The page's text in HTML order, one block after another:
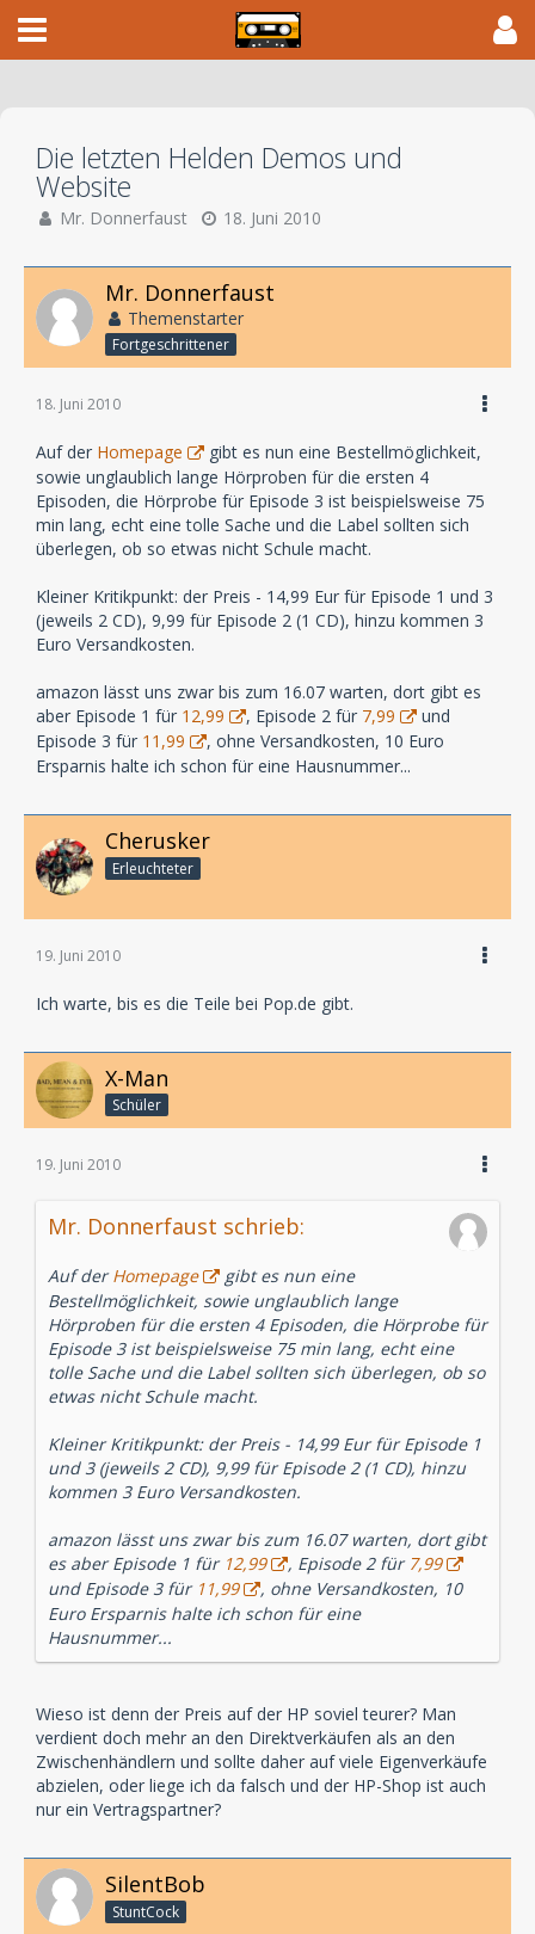
Die letzten Helden Demos und
Website
Mr. Donnerfaust 18. Juni 2010
Mr. Donnerfaust
Themenstarter
Fortgeschrittener
18. Juni 2010
Auf der Homepage
gibt es nun eine Bestellmöglichkeit,
sowie unglaublich lange Hörproben für die ersten 4
Episoden, die Hörprobe für Episode 3 ist beispielsweise 75
min lang, echt eine tolle Sache und die Label sollten sich
überlegen, ob so etwas nicht Schule macht.
Kleiner Kritikpunkt: der Preis - 14,99 Eur für Episode 1 und 3
(jeweils 2 CD), 9,99 für Episode 2 (1 CD), hinzu kommen 3
Euro Versandkosten.
amazon lässt uns zwar bis zum 16.07 warten, dort gibt es
aber Episode 1 für 12,99 , Episode 2 für 7,99
und
Episode 3 für 11,99
, ohne Versandkosten, 10 Euro
Ersparnis halte ich schon für eine Hausnummer...
Cherusker
Erleuchteter
19. Juni 2010
Ich warte, bis es die Teile bei Pop.de gibt.
X-Man
Schüler
19. Juni 2010
Mr. Donnerfaust schrieb:
Auf derHomepage
gibt es nun eine
Bestellmöglichkeit, sowie unglaublich lange
Hörproben für die ersten 4 Episoden, die Hörprobe für
Episode 3 ist beispielsweise 75 min lang, echt eine
tolle Sache und die Label sollten sich überlegen, ob so
etwas nicht Schule macht.
Kleiner Kritikpunkt: der Preis - 14,99 Eur für Episode 1
und 3 (jeweils 2 CD), 9,99 für Episode 2 (1 CD), hinzu
kommen 3 Euro Versandkosten.
amazon lässt uns zwar bis zum 16.07 warten, dort gibt
es aber Episode 1 für 12,99 , Episode 2 für 7,99
und Episode 3 für 11,99
, ohne Versandkosten, 10
Euro Ersparnis halte ich schon für eine
Hausnummer...
Wieso ist denn der Preis auf der HP soviel teurer? Man
verdient doch mehr an den Direktverkäufen als an den
Zwischenhändlern und sollte daher auf viele Eigenverkäufe
abzielen, oder liege ich da falsch und der HP-Shop ist auch
nur ein Vertragspartner?
SilentBob
StuntCock